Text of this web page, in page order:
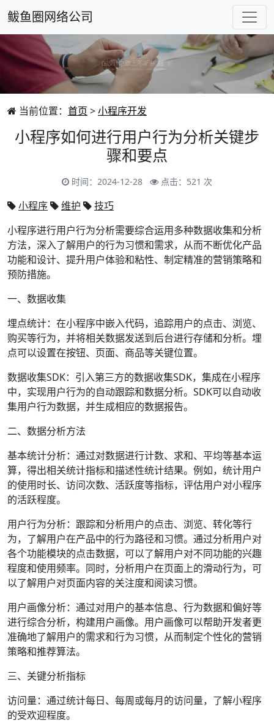
鲅鱼圈网络公司
当前位置： 首页 >小程序开发
小程序如何进行用户行为分析关键步
骤和要点
时间：2024-12-28 点击：521 次
小程序 维护
技巧
小程序进行用户行为分析需要综合运用多种数据收集和分析
方法，深入了解用户的行为习惯和需求，从而不断优化产品
功能和设计、提升用户体验和粘性、制定精准的营销策略和
预防措施。
一、数据收集
埋点统计：在小程序中嵌入代码，追踪用户的点击、浏览、
购买等行为，并将相关数据发送到后台进行存储和分析。埋
点可以设置在按钮、页面、商品等关键位置。
数据收集SDK：引入第三方的数据收集SDK，集成在小程序
中，实现用户行为的自动跟踪和数据分析。SDK可以自动收
集用户行为数据，并生成相应的数据报告。
二、数据分析方法
基本统计分析：通过对数据进行计数、求和、平均等基本运
算，得出相关统计指标和描述性统计结果。例如，统计用户
的使用时长、访问次数、活跃度等指标，评估用户对小程序
的活跃程度。
用户行为分析：跟踪和分析用户的点击、浏览、转化等行
为，了解用户在产品中的行为路径和习惯。通过分析用户对
各个功能模块的点击数据，可以了解用户对不同功能的兴趣
程度和使用频率。同时，分析用户在页面上的滑动行为，可
以了解用户对页面内容的关注度和阅读习惯。
用户画像分析：通过对用户的基本信息、行为数据和偏好等
进行综合分析，构建用户画像。用户画像可以帮助开发者更
准确地了解用户的需求和行为习惯，从而制定个性化的营销
策略和推荐算法。
三、关键分析指标
访问量：通过统计每日、每周或每月的访问量，了解小程序
的受欢迎程度。